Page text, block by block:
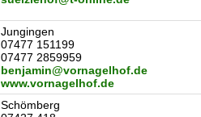
Jungingen
07477 151199
07477 2859959
benjamin@vornagelhof.de
www.vornagelhof.de
Schömberg